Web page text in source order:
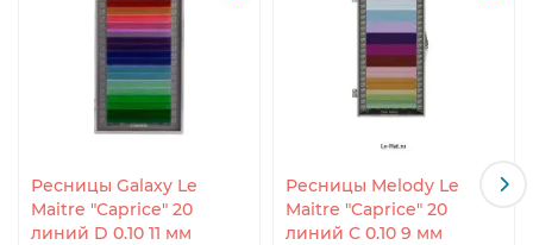
Ресницы Galaxy Le
Maitre "Caprice" 20
линий D 0.10 11 мм
Ресницы Melody Le
Maitre "Caprice" 20
линий C 0.10 9 мм